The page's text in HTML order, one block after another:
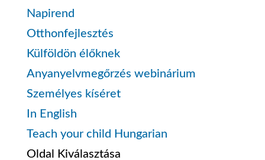
Napirend
Otthonfejlesztés
Külföldön élőknek
Anyanyelvmegőrzés webinárium
Személyes kíséret
In English
Teach your child Hungarian
Oldal Kiválasztása